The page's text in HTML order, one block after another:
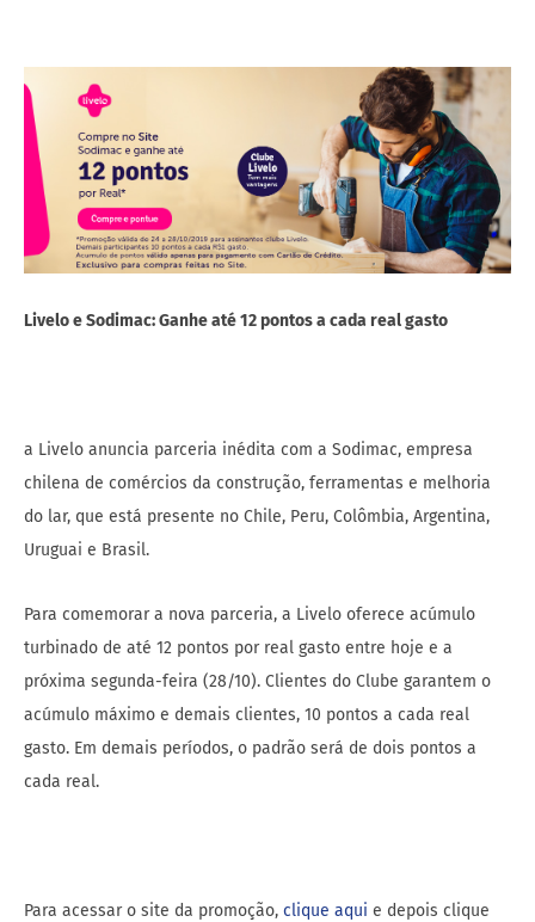
Livelo e Sodimac: Ganhe até 12 pontos a cada real gasto
a Livelo anuncia parceria inédita com a Sodimac, empresa
chilena de comércios da construção, ferramentas e melhoria
do lar, que está presente no Chile, Peru, Colômbia, Argentina,
Uruguai e Brasil.
Para comemorar a nova parceria, a Livelo oferece acúmulo
turbinado de até 12 pontos por real gasto entre hoje e a
próxima segunda-feira (28/10). Clientes do Clube garantem o
acúmulo máximo e demais clientes, 10 pontos a cada real
gasto. Em demais períodos, o padrão será de dois pontos a
cada real.
Para acessar o site da promoção, clique aqui e depois clique